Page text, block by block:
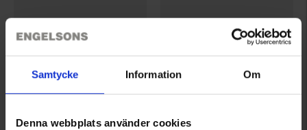
Samtycke Information Om
Denna webbplats använder cookies